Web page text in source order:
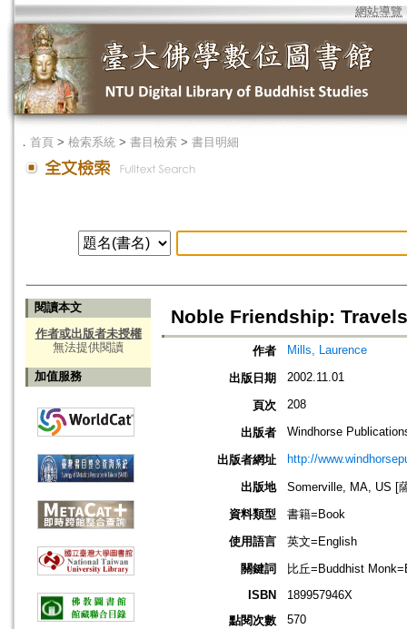
網站導覽
． 首頁 > 檢索系統 > 書目檢索 > 書目明細
閱讀本文
作者或出版者未授權
無法提供閱讀
加值服務
Noble Friendship:
作者 Mills, Laurence
出版日期 2002.11.01
頁次 208
出版者 Windhorse
出版者網址 http://
出版地
Somerville, MA, US [
資料類型
書籍=Book
使用語言
英文=English
關鍵詞
比丘=Buddhist
ISBN
189957946X
點閱次數
570